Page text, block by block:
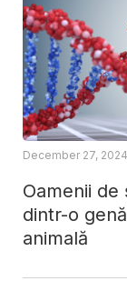
Oamenii
dintr-o
animală
December 27, 2024